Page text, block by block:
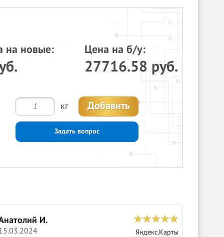
на новые: Цена на б/у:
27716.58 руб.
кг Добавить
Задать вопрос
И.
Яндекс.Карты